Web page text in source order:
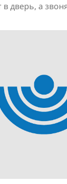
в дверь, а